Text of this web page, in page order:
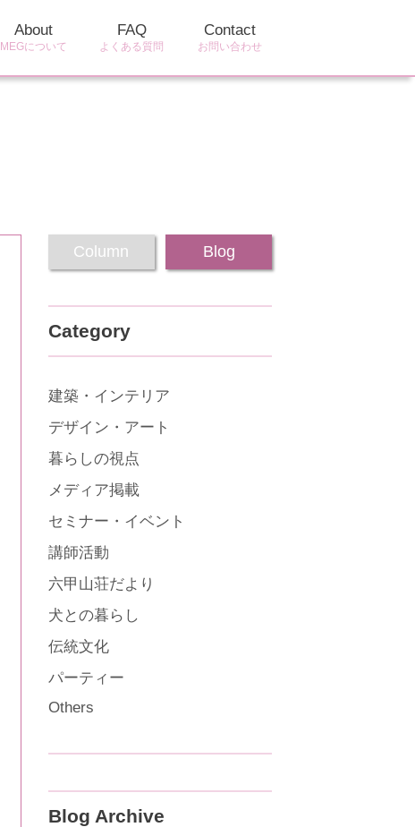
About
MEGについて
FAQ
よくある質問
Contact
お問い合わせ
Column Blog
Category
建築・インテリア
デザイン・アート
暮らしの視点
メディア掲載
セミナー・イベント
講師活動
六甲山荘だより
犬との暮らし
伝統文化
パーティー
Others
Blog Archive